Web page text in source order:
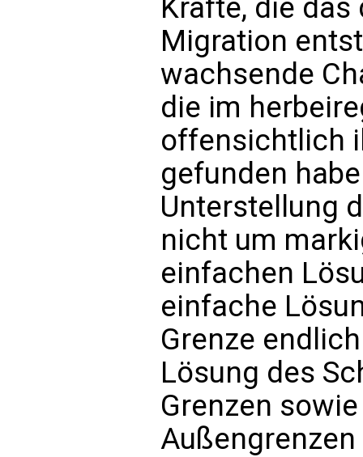
Kräfte, die
Migration
wachsende
die im
offensichtlich
gefunden
Unterstellung
nicht um
einfachen
einfache
Grenze
Lösung des
Grenzen